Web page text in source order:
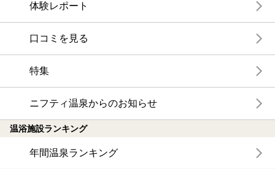
体験レポート
口コミを見る
特集
ニフティ温泉からのお知らせ
温浴施設ランキング
年間温泉ランキング